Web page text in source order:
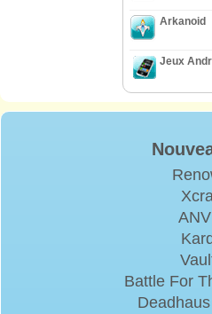
Arkanoid
Jeux
Battle For